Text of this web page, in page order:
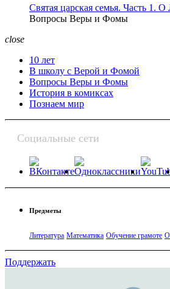
Святая царская семья. Часть 1.
Вопросы Веры и Фомы
close
10 лет
В школу с Верой и Фомой
Вопросы Веры и Фомы
История в комиксах
Познаем мир
Социальные сети
Предметы
Литература Математика Обучение грамоте
Поддержать